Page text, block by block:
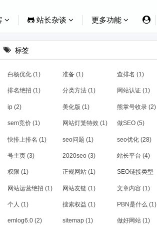
站长杂谈 更多功能
标签
白杨优化 (1) 准备 (1) 查排名 (1)
排名绝招 (1) 分类方法 (1) 网站认证 (1)
ip (2) 美化版 (1) 熊掌号收录 (2)
sem竞价 (1) 网站灯笼特效 (1) 做SEO (5)
快排上排名 (1) seo问题 (1) seo优化 (28)
号主页 (3) 2020seo (3) 站长平台 (4)
权限 (1) 正规网站 (1) SEO链接类型
(1)
网站运营绝招 (1) 网站友链 (1) 文章内容 (1)
个人 (1) 搜索权益 (1) PBN是什么 (1)
emlog6.0 (2) sitemap (1) 做好网站 (1)